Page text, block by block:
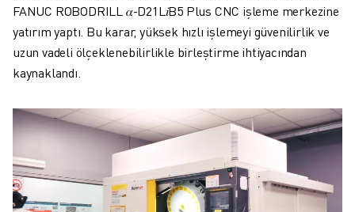
FANUC ROBODRILL𝛼-D21L𝑖B5 Plus CNC işleme merkezine
yatırım yaptı. Bu karar, yüksek hızlı işlemeyi güvenilirlik ve
uzun vadeli ölçeklenebilirlikle birleştirme ihtiyacından
kaynaklandı.